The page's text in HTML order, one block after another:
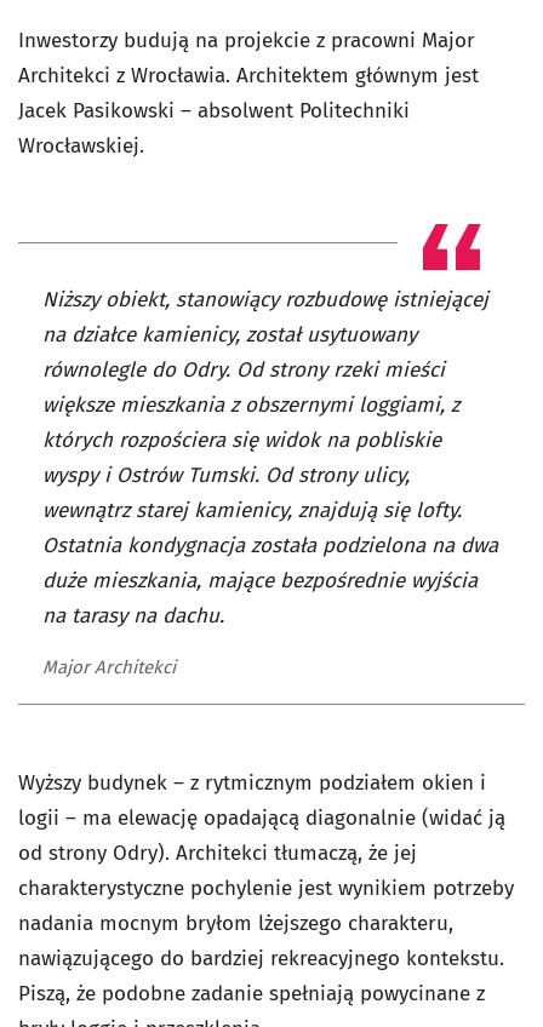
Inwestorzy budują na projekcie z pracowni Major
Architekci z Wrocławia. Architektem głównym jest
Jacek Pasikowski – absolwent Politechniki
Wrocławskiej.
Niższy obiekt, stanowiący rozbudowę istniejącej
na działce kamienicy, został usytuowany
równolegle do Odry. Od strony rzeki mieści
większe mieszkania z obszernymi loggiami, z
których rozpościera się widok na pobliskie
wyspy i Ostrów Tumski. Od strony ulicy,
wewnątrz starej kamienicy, znajdują się lofty.
Ostatnia kondygnacja została podzielona na dwa
duże mieszkania, mające bezpośrednie wyjścia
na tarasy na dachu.
Major Architekci
Wyższy budynek – z rytmicznym podziałem okien i
logii – ma elewację opadającą diagonalnie (widać ją
od strony Odry). Architekci tłumaczą, że jej
charakterystyczne pochylenie jest wynikiem potrzeby
nadania mocnym bryłom lżejszego charakteru,
nawiązującego do bardziej rekreacyjnego kontekstu.
Piszą, że podobne zadanie spełniają powycinane z